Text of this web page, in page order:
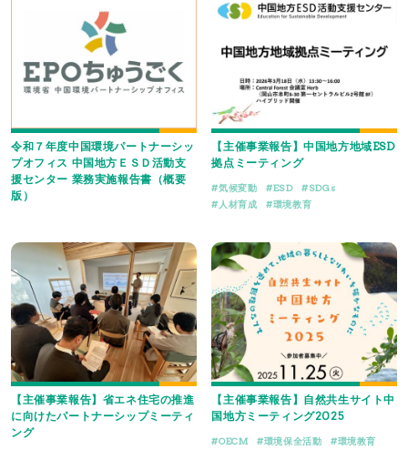
令和７年度中国環境パートナーシッ
プオフィス 中国地方ＥＳＤ活動支
援センター 業務実施報告書（概要
版）
【主催事業報告】中国地方地域ESD
拠点ミーティング
気候変動 ESD
SDGs
人材育成
環境教育
【主催事業報告】省エネ住宅の推進
に向けたパートナーシップミーティ
ング
【主催事業報告】自然共生サイト中
国地方ミーティング2025
OECM 環境保全活動
環境教育